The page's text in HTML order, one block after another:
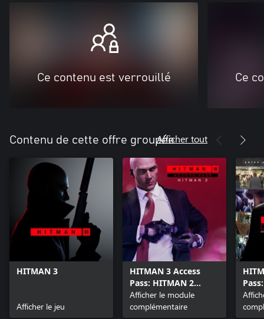
Ce contenu est verrouillé Ce
Contenu de cette offre groupéeAfficher tout
HITMAN 3
Afficher le jeu
HITMAN 3 Access
Pass: HITMAN 2
Standard
Afficher le module
complémentaire